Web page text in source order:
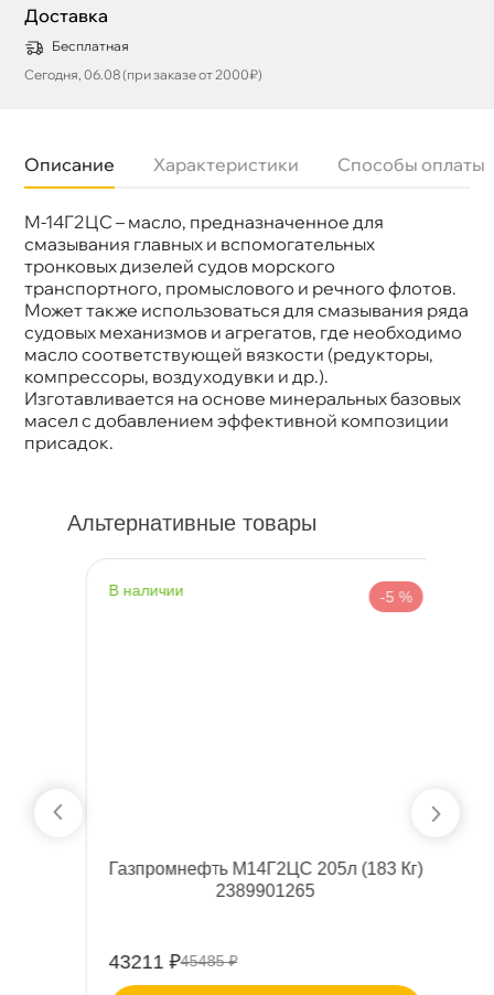
Доставка
Бесплатная
Сегодня, 06.08 (при заказе от 2000₽)
Описание Характеристики Способы оплаты
М-14Г2ЦС – масло, предназначенное для
смазывания главных и вспомогательных
тронковых дизелей судов морского
транспортного, промыслового и речного флотов.
Может также использоваться для смазывания ряда
судовых механизмов и агрегатов, где необходимо
масло соответствующей вязкости (редукторы,
компрессоры, воздуходувки и др.).
Изготавливается на основе минеральных базовых
масел с добавлением эффективной композиции
присадок.
Объем 200л
Альтернативные товары
наличии -5 %
Газпромнефть М14Г2ЦС 205л (183 Кг)
2389901265
43211 ₽ 45485 ₽